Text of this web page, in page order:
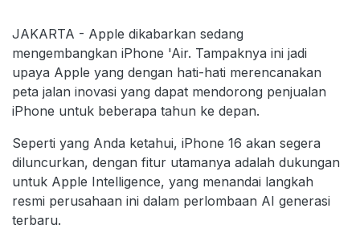
JAKARTA - Apple dikabarkan sedang
mengembangkan iPhone 'Air. Tampaknya ini jadi
upaya Apple yang dengan hati-hati merencanakan
peta jalan inovasi yang dapat mendorong penjualan
iPhone untuk beberapa tahun ke depan.
Seperti yang Anda ketahui, iPhone 16 akan segera
diluncurkan, dengan fitur utamanya adalah dukungan
untuk Apple Intelligence, yang menandai langkah
resmi perusahaan ini dalam perlombaan AI generasi
terbaru.